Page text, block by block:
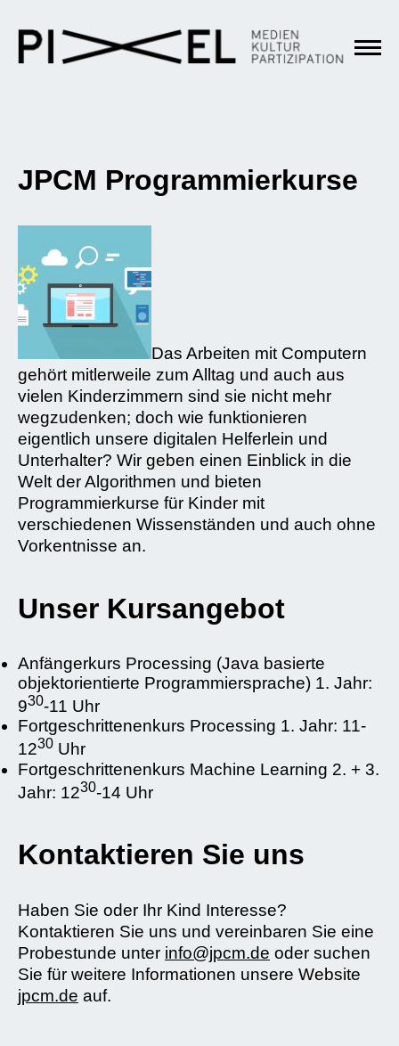
JPCM Programmierkurse
Das Arbeiten mit Computern
gehört mitlerweile zum Alltag und auch aus
vielen Kinderzimmern sind sie nicht mehr
wegzudenken; doch wie funktionieren
eigentlich unsere digitalen Helferlein und
Unterhalter? Wir geben einen Einblick in die
Welt der Algorithmen und bieten
Programmierkurse für Kinder mit
verschiedenen Wissenständen und auch ohne
Vorkentnisse an.
Unser Kursangebot
Anfängerkurs Processing (Java basierte
objektorientierte Programmiersprache) 1. Jahr:
930-11 Uhr
Fortgeschrittenenkurs Processing 1. Jahr: 11-
1230 Uhr
Fortgeschrittenenkurs Machine Learning 2. + 3.
Jahr: 1230-14 Uhr
Kontaktieren Sie uns
Haben Sie oder Ihr Kind Interesse?
Kontaktieren Sie uns und vereinbaren Sie eine
Probestunde unter info@jpcm.de oder suchen
Sie für weitere Informationen unsere Website
jpcm.de auf.